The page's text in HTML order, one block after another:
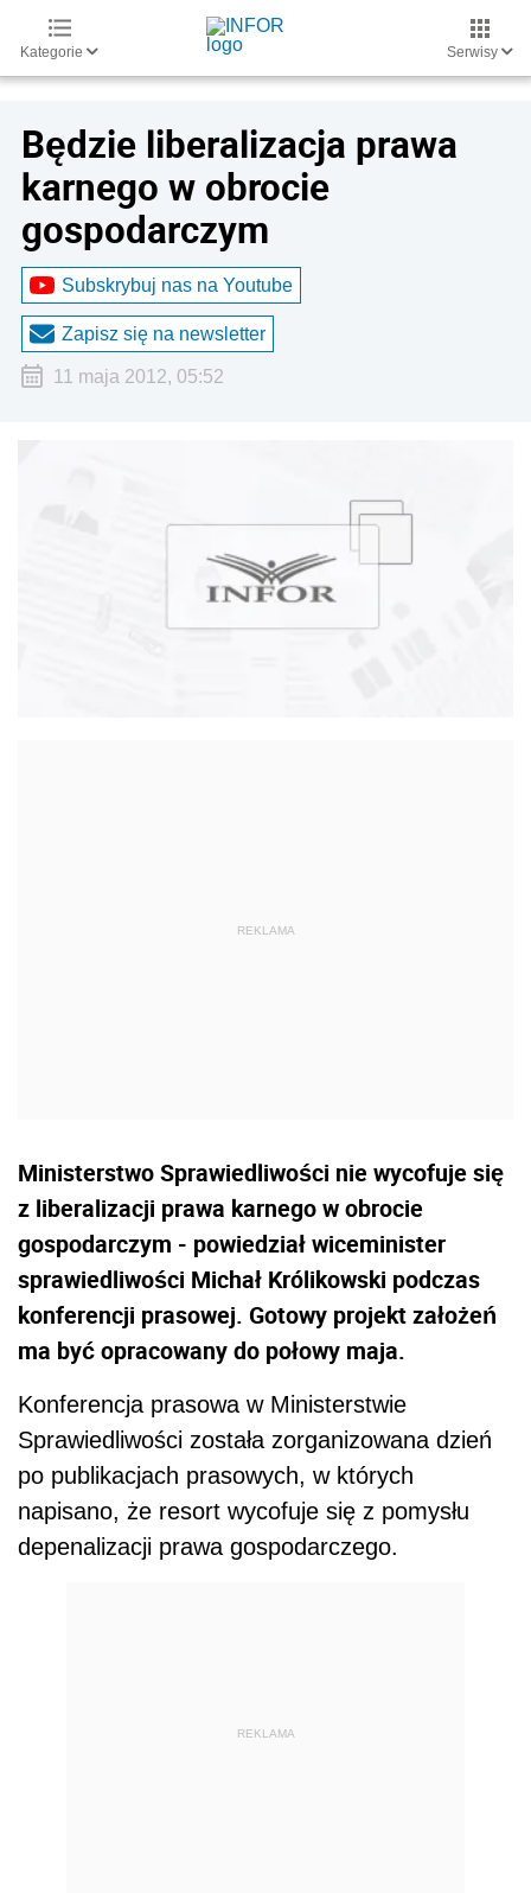
Kategorie Serwisy
Będzie liberalizacja prawa
karnego w obrocie
gospodarczym
Subskrybuj nas na Youtube
Zapisz się na newsletter
11 maja 2012, 05:52
Ministerstwo Sprawiedliwości nie wycofuje się
z liberalizacji prawa karnego w obrocie
gospodarczym - powiedział wiceminister
sprawiedliwości Michał Królikowski podczas
konferencji prasowej. Gotowy projekt założeń
ma być opracowany do połowy maja.
Konferencja prasowa w Ministerstwie
Sprawiedliwości została zorganizowana dzień
po publikacjach prasowych, w których
napisano, że resort wycofuje się z pomysłu
depenalizacji prawa gospodarczego.
REKLAMA